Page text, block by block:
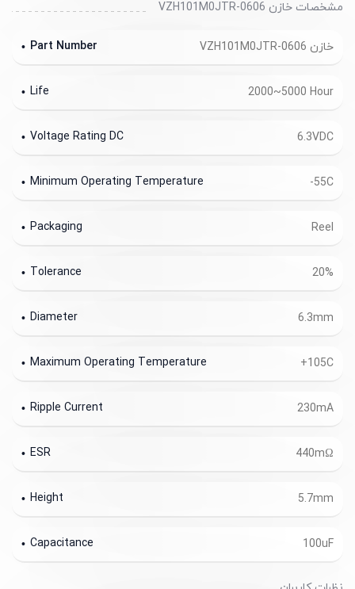
مشخصات خازن VZH101M0JTR-0606
خازن VZH101M0JTR-0606 Part Number
2000~5000 Hour
Life
6.3VDC
Voltage Rating DC
-55C
Minimum Operating Temperature
Reel
Packaging
20%
Tolerance
6.3mm
Diameter
+105C
Maximum Operating Temperature
230mA
Ripple Current
440mΩ
ESR
5.7mm
Height
100uF
Capacitance